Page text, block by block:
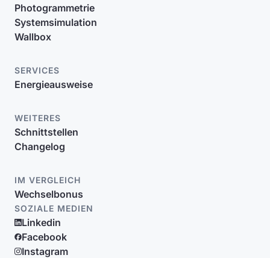
Photogrammetrie
Systemsimulation
Wallbox
SERVICES
Energieausweise
WEITERES
Schnittstellen
Changelog
IM VERGLEICH
Wechselbonus
SOZIALE MEDIEN
Linkedin
Facebook
Instagram